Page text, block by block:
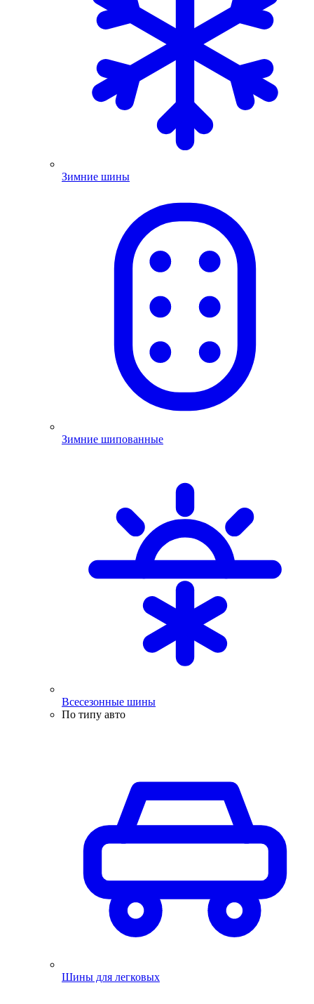
Зимние шины
Зимние шипованные
Всесезонные шины
По типу авто
Шины для легковых